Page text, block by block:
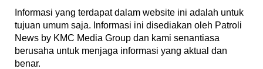
|
9
2025
Oleh
Admin
Informasi yang terdapat dalam website ini adalah untuk
tujuan umum saja. Informasi ini disediakan oleh Patroli
News by KMC Media Group dan kami senantiasa
berusaha untuk menjaga informasi yang aktual dan
benar.